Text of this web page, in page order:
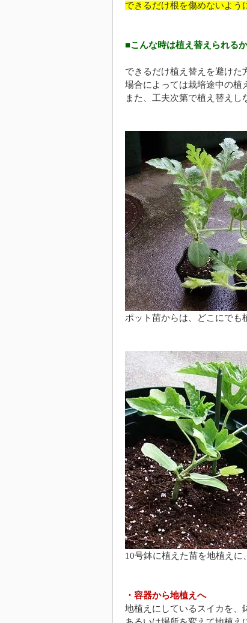
できるだけ根を傷めないよう
■こんな時は植え替えられる
できるだけ植え替えを避けた
場合によっては栽培途中の植
また、工夫次第で植え替えし
ポット苗からは、どこにでも
10号鉢に植えた苗を地植え
・容器から地植えへ
地植えにしているスイカを、